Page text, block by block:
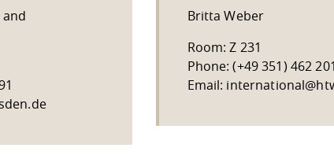
Britta Weber
Room: Z 231
Phone: (+49 351) 462
Email: